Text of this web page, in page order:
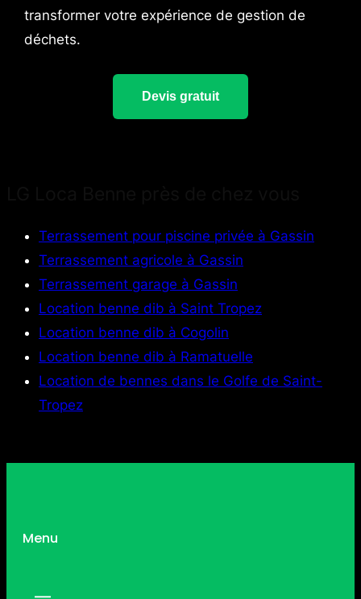
transformer votre expérience de gestion de
déchets.
Devis gratuit
Terrassement pour piscine privée à Gassin
Terrassement agricole à Gassin
Terrassement garage à Gassin
Location benne dib à Saint Tropez
Location benne dib à Cogolin
Location benne dib à Ramatuelle
Location de bennes dans le Golfe de Saint-
Tropez
Menu